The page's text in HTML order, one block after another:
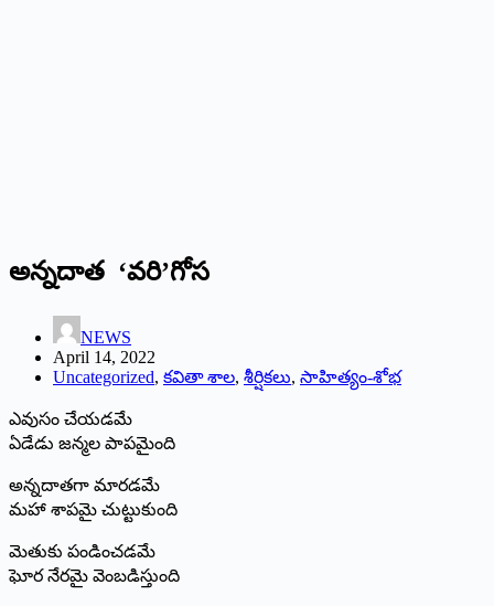
అన్నదాత ‘వరి’గోస
NEWS
April 14, 2022
Uncategorized, కవితా శాల, శీర్షికలు, సాహిత్యం-శోభ
ఎవుసం చేయడమే
ఏడేడు జన్మల పాపమైంది
అన్నదాతగా మారడమే
మహా శాపమై చుట్టుకుంది
మెతుకు పండించడమే
ఘోర నేరమై వెంబడిస్తుంది